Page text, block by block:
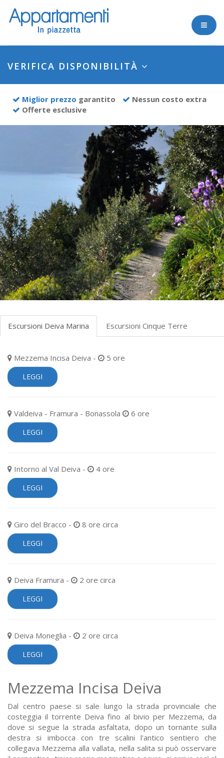
VERIFICA DISPONIBILITÀ
Adulti
Bambini (0-2 anni)
Miglior prezzo garantito
Nessun costo extra
Offerte esclusive
Escursioni Deiva Marina Escursioni Cinque Terre
Mezzema Incisa Deiva - 5 ore
LEGGI
Valdeiva - Framura - Bonassola 6 ore
LEGGI
Intorno al Val Deiva - 4 ore
LEGGI
Giro del Bracco - 8 ore circa
LEGGI
Deiva Framura - 2 ore circa
LEGGI
Deiva Moneglia - 2 ore circa
LEGGI
Mezzema Incisa Deiva
Dal centro paese si sale lungo la strada provinciale che
costeggia il torrente Deiva fino al bivio per Mezzema, da
dove si segue la strada asfaltata, dopo un tornante sulla
destra si imbocca con tre scalini l'antico sentiero che
collegava Mezzema alla vallata, nella salita si può osservare